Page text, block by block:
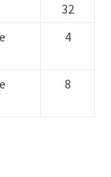
32
4
8